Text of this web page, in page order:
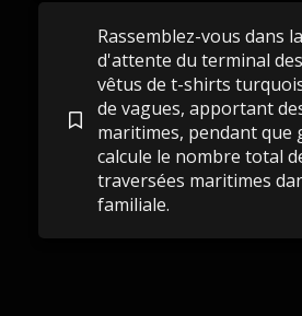
Rassemblez-vous dans
d'attente du terminal
vêtus de t-shirts
de vagues, apportant
maritimes, pendant que
calcule le nombre total
traversées maritimes
familiale.